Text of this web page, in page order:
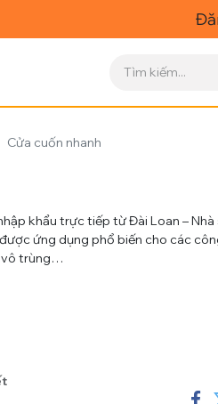
Cửa cuốn nhanh
khẩu trực tiếp từ Đài Loan – Nhà
ứng dụng phổ biến cho các
vô trùng…